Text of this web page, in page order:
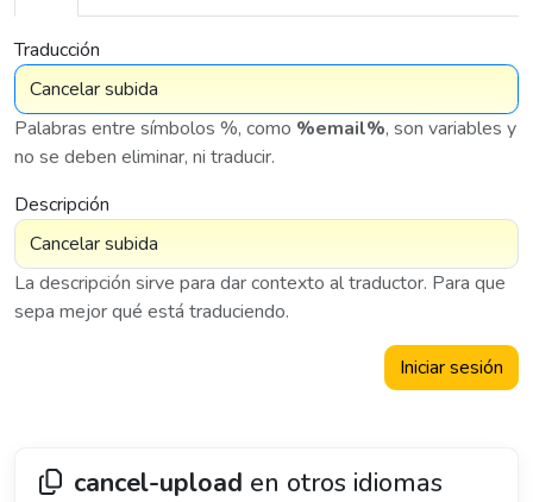
Traducción
Palabras entre símbolos %, como %email%, son variables y
no se deben eliminar, ni traducir.
Descripción
La descripción sirve para dar contexto al traductor. Para que
sepa mejor qué está traduciendo.
Iniciar sesión
cancel-upload en otros idiomas